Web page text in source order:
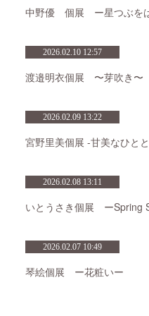
中野優 個展 ー星つぶを
2026.02.10 12:57
渡邉明衣個展 〜芽吹き〜
2026.02.09 13:22
宮野里美個展 -甘美なひと
2026.02.08 13:11
いとうさき個展 ーSpring
2026.02.07 10:49
琴絵個展 ー花粧いー